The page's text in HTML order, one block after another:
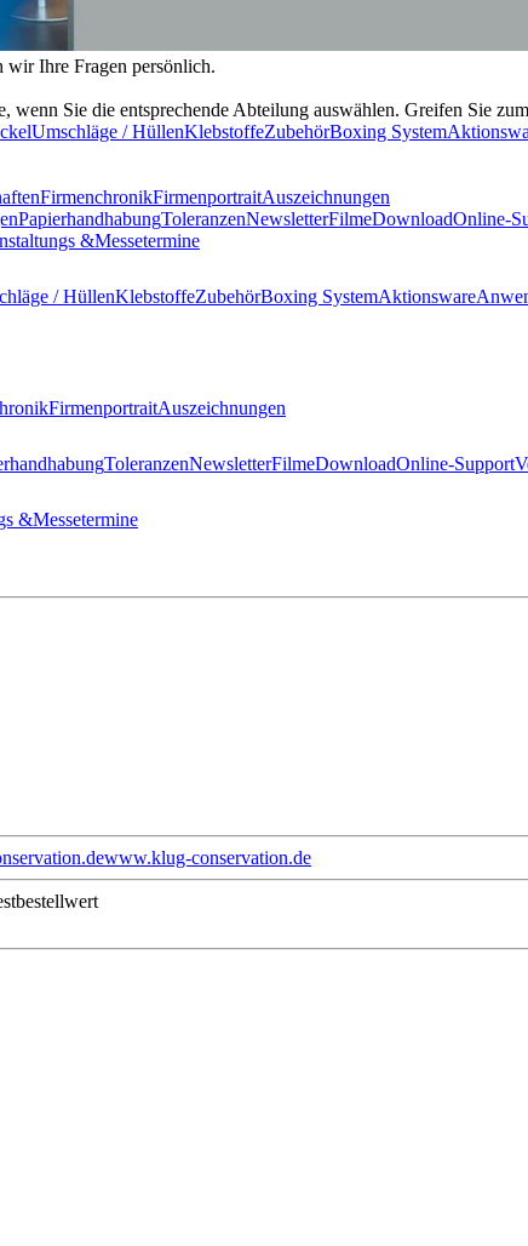
wir Ihre Fragen persönlich.
wenn Sie die entsprechende Abteilung auswählen. Greifen Sie
Umschläge / HüllenKlebstoffeZubehörBoxing System
FirmenchronikFirmenportraitAuszeichnungen
PapierhandhabungToleranzenNewsletterFilmeDownloadOnline-
&Messetermine
/ HüllenKlebstoffeZubehörBoxing SystemAktionsware
FirmenportraitAuszeichnungen
ToleranzenNewsletterFilmeDownloadOnline-Support
&Messetermine
www.klug-conservation.de